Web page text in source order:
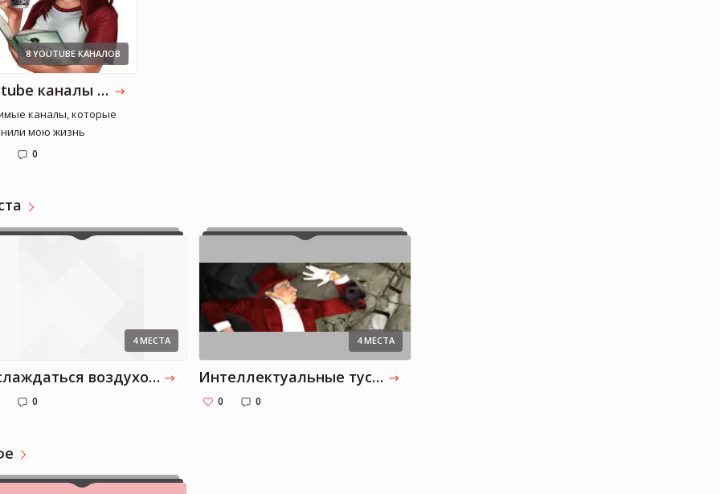
8 YOUTUBE КАНАЛОВ
Youtube каналы от Valerya_ya: Часть 1
каналы, которые
мою жизнь
0
4 МЕСТА
Наслаждаться воздухом.
0
4 МЕСТА
Интеллектуальные тусовки
Valerya_ya
Медицина, литература
0 0